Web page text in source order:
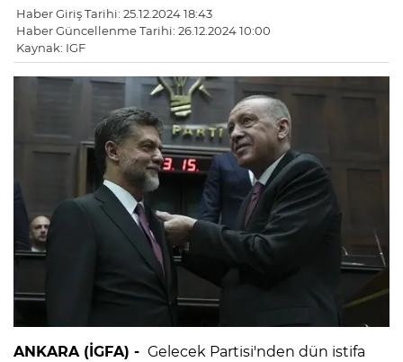
Haber Giriş Tarihi: 25.12.2024 18:43
Haber Güncellenme Tarihi: 26.12.2024 10:00
Kaynak: IGF
ANKARA (İGFA) - Gelecek Partisi'nden dün istifa